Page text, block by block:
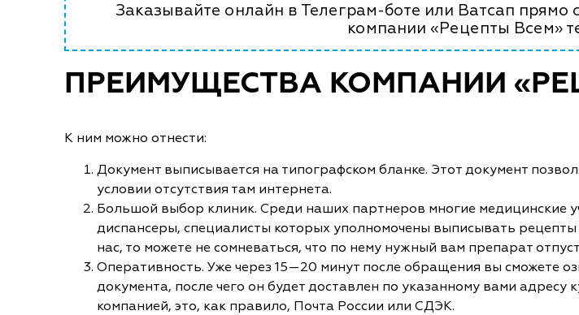
Заказывайте онлайн в Телеграм-боте или Ватсап
компании «Рецепты Всем»
ПРЕИМУЩЕСТВА КОМПАНИИ
К ним можно отнести:
Документ выписывается на типографском бланке. Этот документ
условии отсутствия там интернета.
Большой выбор клиник. Среди наших партнеров многие медицинские
диспансеры, специалисты которых уполномочены выписывать
нас, то можете не сомневаться, что по нему нужный вам препарат
Оперативность. Уже через 15—20 минут после обращения вы сможете
документа, после чего он будет доставлен по указанному вами
компанией, это, как правило, Почта России или СДЭК.